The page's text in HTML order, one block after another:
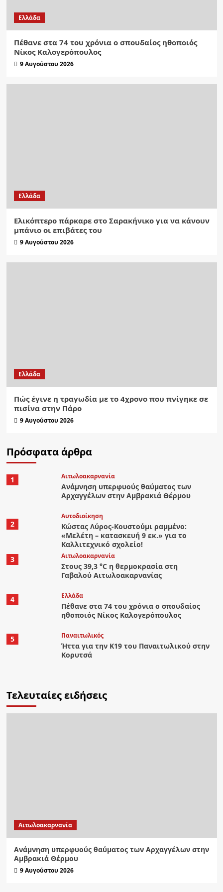
Ελλάδα
Πέθανε στα 74 του χρόνια ο σπουδαίος ηθοποιός
Νίκος Καλογερόπουλος
9 Αυγούστου 2026
Ελλάδα
Ελικόπτερο πάρκαρε στο Σαρακήνικο για να κάνουν
μπάνιο οι επιβάτες του
9 Αυγούστου 2026
Ελλάδα
Πώς έγινε η τραγωδία με το 4χρονο που πνίγηκε σε
πισίνα στην Πάρο
9 Αυγούστου 2026
Πρόσφατα άρθρα
1 Αιτωλοακαρνανία
Ανάμνηση υπερφυούς θαύματος των
Αρχαγγέλων στην Αμβρακιά Θέρμου
2
Αυτοδιοίκηση
Κώστας Λύρος-Κουστούμι ραμμένο:
«Μελέτη – κατασκευή 9 εκ.» για το
Καλλιτεχνικό σχολείο!
3
Αιτωλοακαρνανία
Στους 39,3 °C η θερμοκρασία στη
Γαβαλού Αιτωλοακαρνανίας
4 Ελλάδα
Πέθανε στα 74 του χρόνια ο σπουδαίος
ηθοποιός Νίκος Καλογερόπουλος
5 Παναιτωλικός
Ήττα για την Κ19 του Παναιτωλικού στην
Κορυτσά
Τελευταίες ειδήσεις
Αιτωλοακαρνανία
Ανάμνηση υπερφυούς θαύματος των Αρχαγγέλων στην
Αμβρακιά Θέρμου
9 Αυγούστου 2026